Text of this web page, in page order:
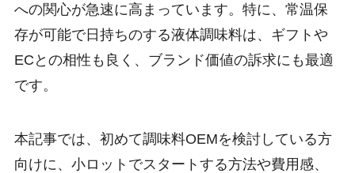
への関心が急速に高まっています。特に、常温保
存が可能で日持ちのする液体調味料は、ギフトや
ECとの相性も良く、ブランド価値の訴求にも最適
です。
本記事では、初めて調味料OEMを検討している方
向けに、小ロットでスタートする方法や費用感、